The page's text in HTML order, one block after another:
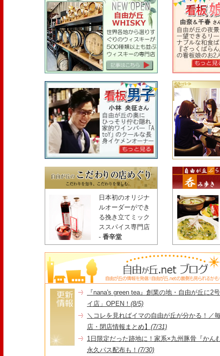
日本初のオリジナ
ルオーダーができ
る挽き立てミック
ススパイス専門店
- 香辛堂
『nana's green tea』創業の地・自由が丘に2
イ店」OPEN！ (8/5)
＼コレを見ればイマの自由が丘が分かる！／
店・閉店情報まとめ】 (7/31)
1日限定だった跡地に！家系×九州豚骨『かん
永久パス配布も！ (7/30)